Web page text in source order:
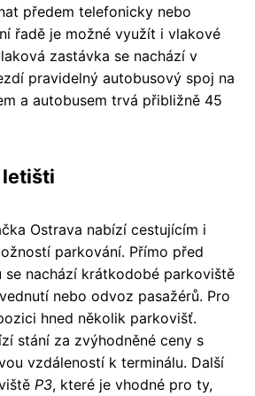
předem telefonicky nebo
řadě je možné využít i vlakové
zastávka se nachází v
pravidelný autobusový spoj na
a autobusem trvá přibližně 45
letišti
Ostrava nabízí cestujícím i
parkování. Přímo před
se nachází krátkodobé parkoviště
nebo odvoz pasažérů. Pro
hned několik parkovišť.
stání za zvýhodněné ceny s
vzdáleností k terminálu. Další
P3, které je vhodné pro ty,